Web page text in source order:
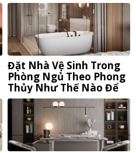
Đặt Nhà Vệ Sinh Trong
Phòng Ngủ Theo Phong
Thủy Như Thế Nào Để
Tránh Tai Ương?